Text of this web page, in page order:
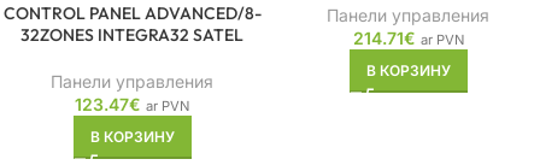
CONTROL PANEL ADVANCED/8-
32ZONES INTEGRA32 SATEL
Панели управления
123.47€ ar PVN
В КОРЗИНУ
Панели управления
214.71€ ar PVN
В КОРЗИНУ